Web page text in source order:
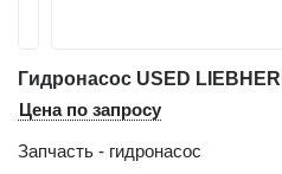
Цена по запросу
Запчасть - гидронасос